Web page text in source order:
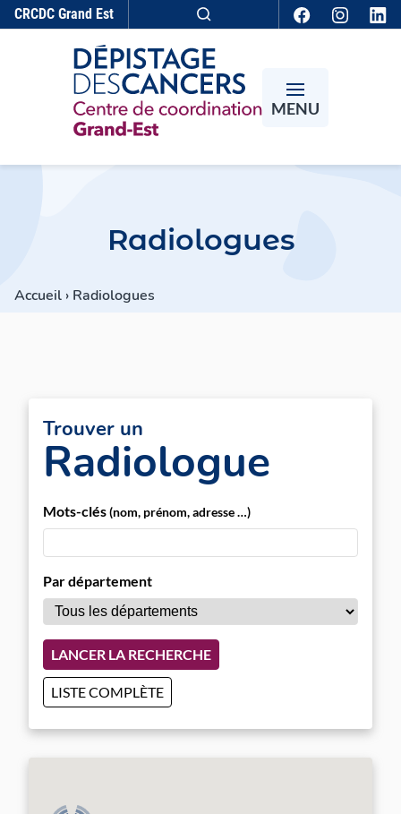
Aller au contenu
CRCDC Grand Est Recherche
MENU
Radiologues
Accueil › Radiologues
Trouver un
Radiologue
Mots-clés(nom, prénom, adresse …)
Par département
LANCER LA RECHERCHE
LISTE COMPLÈTE